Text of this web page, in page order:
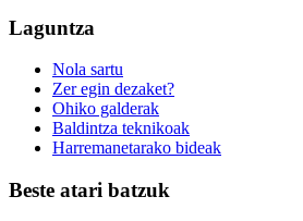
Laguntza
Nola sartu
Zer egin dezaket?
Ohiko galderak
Baldintza teknikoak
Harremanetarako bideak
Beste atari batzuk